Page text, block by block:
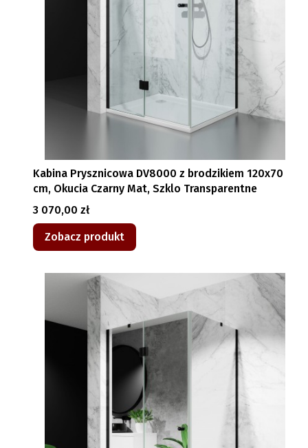
Kabina Prysznicowa DV8000 z brodzikiem 120x70
cm, Okucia Czarny Mat, Szklo Transparentne
Cena
3 070,00 zł
Zobacz produkt